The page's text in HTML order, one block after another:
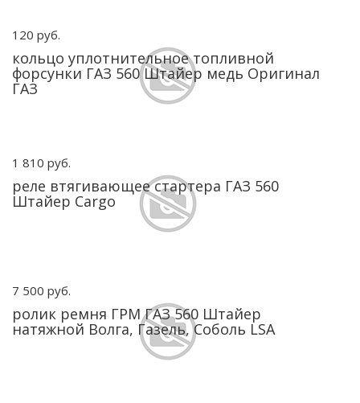
120 руб.
кольцо уплотнительное топливной
форсунки ГАЗ 560 Штайер медь Оригинал
ГАЗ
1 810 руб.
реле втягивающее стартера ГАЗ 560
Штайер Cargo
7 500 руб.
ролик ремня ГРМ ГАЗ 560 Штайер
натяжной Волга, Газель, Соболь LSA